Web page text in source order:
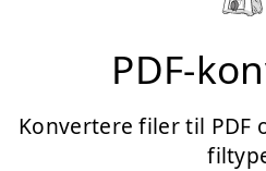
PDF-
Konvertere filer til PDF